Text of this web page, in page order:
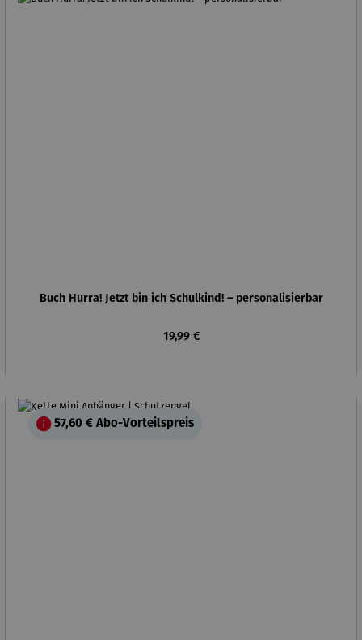
Buch Hurra! Jetzt bin ich Schulkind! – personalisierbar
Regulärer Preis:
19,99 €
57,60 € Abo-Vorteilspreis